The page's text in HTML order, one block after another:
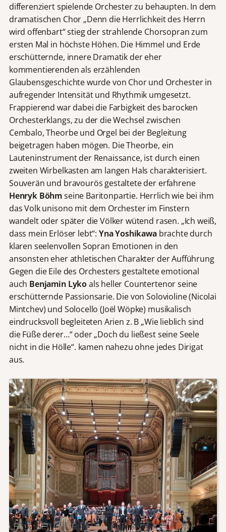
differenziert spielende Orchester zu behaupten. In dem
dramatischen Chor „Denn die Herrlichkeit des Herrn
wird offenbart“ stieg der strahlende Chorsopran zum
ersten Mal in höchste Höhen. Die Himmel und Erde
erschütternde, innere Dramatik der eher
kommentierenden als erzählenden
Glaubensgeschichte wurde von Chor und Orchester in
aufregender Intensität und Rhythmik umgesetzt.
Frappierend war dabei die Farbigkeit des barocken
Orchesterklangs, zu der die Wechsel zwischen
Cembalo, Theorbe und Orgel bei der Begleitung
beigetragen haben mögen. Die Theorbe, ein
Lauteninstrument der Renaissance, ist durch einen
zweiten Wirbelkasten am langen Hals charakterisiert.
Souverän und bravourös gestaltete der erfahrene
Henryk Böhmseine Baritonpartie. Herrlich wie bei ihm
das Volk unisono mit dem Orchester im Finstern
wandelt oder später die Völker wütend rasen. „Ich weiß,
dass mein Erlöser lebt“: Yna Yoshikawa brachte durch
klaren seelenvollen Sopran Emotionen in den
ansonsten eher athletischen Charakter der Aufführung
Gegen die Eile des Orchesters gestaltete emotional
auch Benjamin Lyko als heller Countertenor seine
erschütternde Passionsarie. Die von Solovioline (Nicolai
Mintchev) und Solocello (Joël Wöpke) musikalisch
eindrucksvoll begleiteten Arien z. B „Wie lieblich sind
die Füße derer…“ oder „Doch du ließest seine Seele
nicht in die Hölle“. kamen nahezu ohne jedes Dirigat
aus.